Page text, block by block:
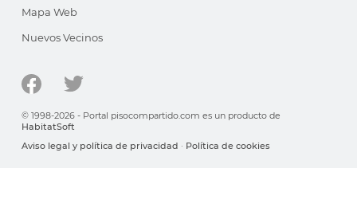
Mapa Web
Nuevos Vecinos
© 1998-2026 - Portal pisocompartido.com es un producto de
HabitatSoft
Aviso legal y política de privacidad · Política de cookies